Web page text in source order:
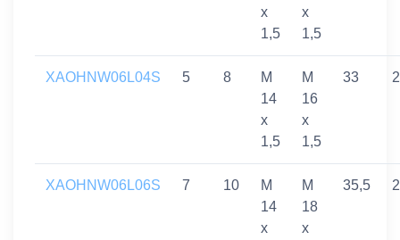
x
1,5
x
1,5
XAOHNW06L04S 5 8
M
14
x
1,5
M
16
x
1,5
33
XAOHNW06L06S 7 10
M
14
x
M
18
x
35,5